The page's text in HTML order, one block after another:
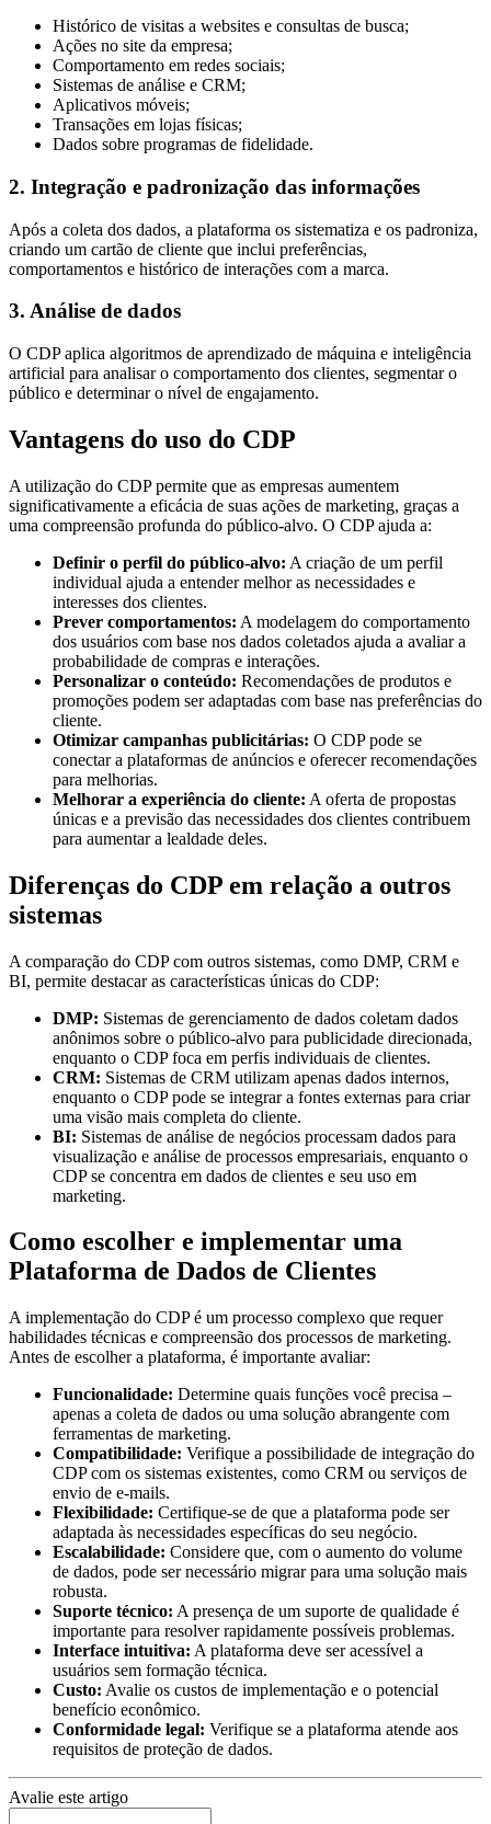
Histórico de visitas a websites e consultas de busca;
Ações no site da empresa;
Comportamento em redes sociais;
Sistemas de análise e CRM;
Aplicativos móveis;
Transações em lojas físicas;
Dados sobre programas de fidelidade.
2. Integração e padronização das informações
Após a coleta dos dados, a plataforma os sistematiza e os padroniza,
criando um cartão de cliente que inclui preferências,
comportamentos e histórico de interações com a marca.
3. Análise de dados
O CDP aplica algoritmos de aprendizado de máquina e inteligência
artificial para analisar o comportamento dos clientes, segmentar o
público e determinar o nível de engajamento.
Vantagens do uso do CDP
A utilização do CDP permite que as empresas aumentem
significativamente a eficácia de suas ações de marketing, graças a
uma compreensão profunda do público-alvo. O CDP ajuda a:
Definir o perfil do público-alvo: A criação de um perfil
individual ajuda a entender melhor as necessidades e
interesses dos clientes.
Prever comportamentos: A modelagem do comportamento
dos usuários com base nos dados coletados ajuda a avaliar a
probabilidade de compras e interações.
Personalizar o conteúdo: Recomendações de produtos e
promoções podem ser adaptadas com base nas preferências do
cliente.
Otimizar campanhas publicitárias: O CDP pode se
conectar a plataformas de anúncios e oferecer recomendações
para melhorias.
Melhorar a experiência do cliente: A oferta de propostas
únicas e a previsão das necessidades dos clientes contribuem
para aumentar a lealdade deles.
Diferenças do CDP em relação a outros
sistemas
A comparação do CDP com outros sistemas, como DMP, CRM e
BI, permite destacar as características únicas do CDP:
DMP: Sistemas de gerenciamento de dados coletam dados
anônimos sobre o público-alvo para publicidade direcionada,
enquanto o CDP foca em perfis individuais de clientes.
CRM: Sistemas de CRM utilizam apenas dados internos,
enquanto o CDP pode se integrar a fontes externas para criar
uma visão mais completa do cliente.
BI: Sistemas de análise de negócios processam dados para
visualização e análise de processos empresariais, enquanto o
CDP se concentra em dados de clientes e seu uso em
marketing.
Como escolher e implementar uma
Plataforma de Dados de Clientes
A implementação do CDP é um processo complexo que requer
habilidades técnicas e compreensão dos processos de marketing.
Antes de escolher a plataforma, é importante avaliar:
Funcionalidade: Determine quais funções você precisa –
apenas a coleta de dados ou uma solução abrangente com
ferramentas de marketing.
Compatibilidade: Verifique a possibilidade de integração do
CDP com os sistemas existentes, como CRM ou serviços de
envio de e-mails.
Flexibilidade: Certifique-se de que a plataforma pode ser
adaptada às necessidades específicas do seu negócio.
Escalabilidade: Considere que, com o aumento do volume
de dados, pode ser necessário migrar para uma solução mais
robusta.
Suporte técnico: A presença de um suporte de qualidade é
importante para resolver rapidamente possíveis problemas.
Interface intuitiva: A plataforma deve ser acessível a
usuários sem formação técnica.
Custo: Avalie os custos de implementação e o potencial
benefício econômico.
Conformidade legal: Verifique se a plataforma atende aos
requisitos de proteção de dados.
Avalie este artigo